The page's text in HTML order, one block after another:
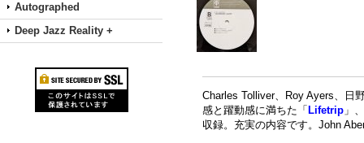
Autographed
Deep Jazz Reality +
Charles Tolliver、Roy Ayers、日
感と躍動感に満ちた「 Lifetrip 」
収録。充実の内容です。John